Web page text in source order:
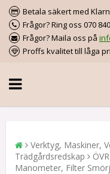
Betala säkert med
Frågor? Ring oss 070
Frågor? Maila oss på
Proffs kvalitet till låga
Verktyg, Maskiner,
Trädgårdsredskap
Manometer, Filter